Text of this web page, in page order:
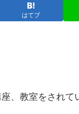
はてブ
、教室をされ